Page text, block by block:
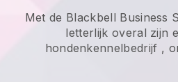
Met de Blackbell Business
letterlijk overal zijn
hondenkennelbedrijf ,